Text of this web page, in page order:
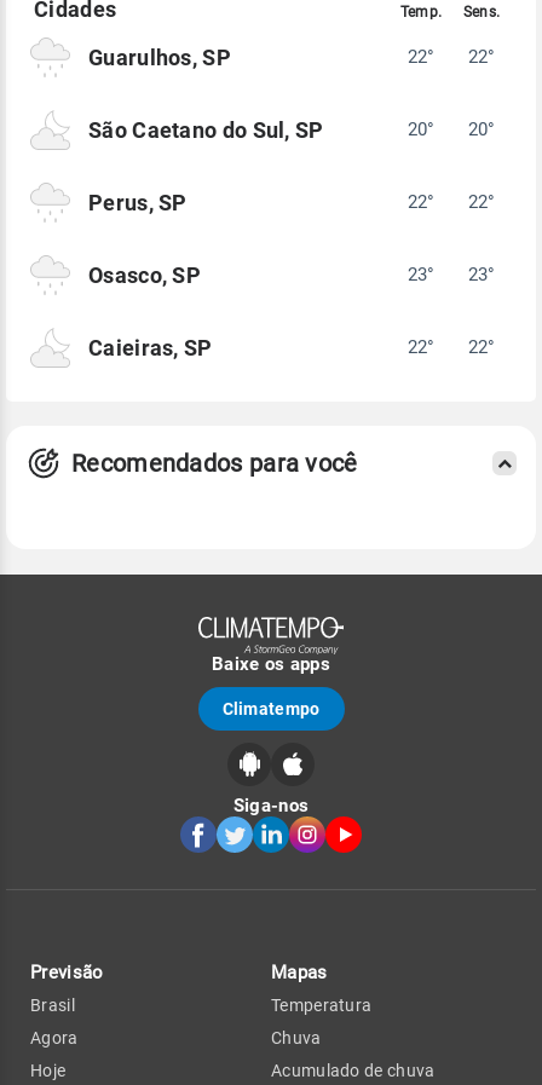
Guarulhos, SP 22° 22°
São Caetano do Sul, SP 20° 20°
Perus, SP 22° 22°
Osasco, SP 23° 23°
Caieiras, SP 22° 22°
Recomendados para você
Baixe os apps
Climatempo
Siga-nos
Previsão
Brasil
Agora
Hoje
Mapas
Temperatura
Chuva
Acumulado de chuva